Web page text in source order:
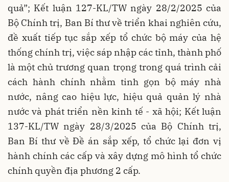
quả”; Kết luận 127-KL/TW ngày 28/2/2025 của
Bộ Chính trị, Ban Bí thư về triển khai nghiên cứu,
đề xuất tiếp tục sắp xếp tổ chức bộ máy của hệ
thống chính trị, việc sáp nhập các tỉnh, thành phố
là một chủ trương quan trọng trong quá trình cải
cách hành chính nhằm tinh gọn bộ máy nhà
nước, nâng cao hiệu lực, hiệu quả quản lý nhà
nước và phát triển nền kinh tế - xã hội; Kết luận
137-KL/TW ngày 28/3/2025 của Bộ Chính trị,
Ban Bí thư về Đề án sắp xếp, tổ chức lại đơn vị
hành chính các cấp và xây dựng mô hình tổ chức
chính quyền địa phương 2 cấp.